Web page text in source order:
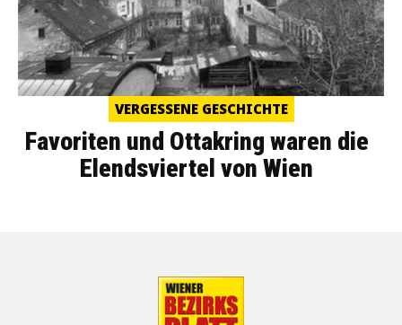
VERGESSENE GESCHICHTE
Favoriten und Ottakring waren die
Elendsviertel von Wien